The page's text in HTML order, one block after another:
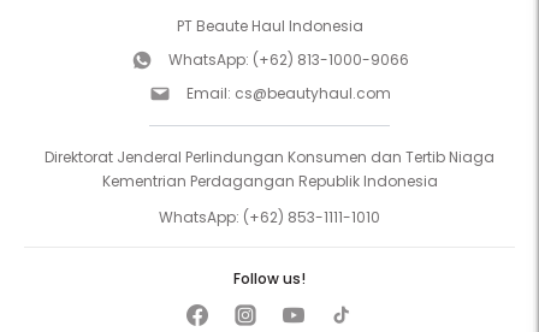
PT Beaute Haul Indonesia
WhatsApp: (+62) 813-1000-9066
Email: cs@beautyhaul.com
Direktorat Jenderal Perlindungan Konsumen dan Tertib Niaga
Kementrian Perdagangan Republik Indonesia
WhatsApp: (+62) 853-1111-1010
Follow us!